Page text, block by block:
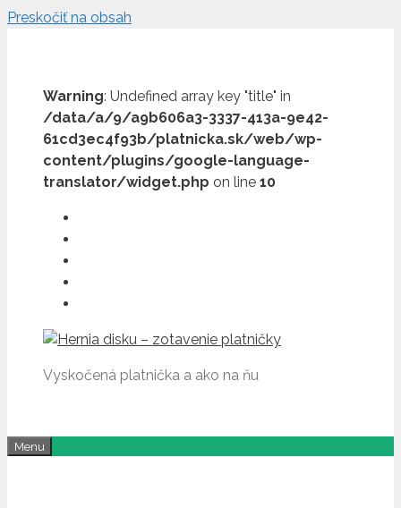
Preskočiť na obsah
Warning: Undefined array key "title" in
/data/a/9/a9b606a3-3337-413a-9e42-
61cd3ec4f93b/platnicka.sk/web/wp-
content/plugins/google-language-
translator/widget.php on line 10
Vyskočená platnička a ako na ňu
Menu